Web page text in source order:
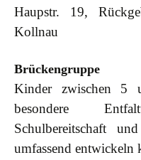
Haupstr. 19,
Kollnau
Brückengruppe
Kinder zwischen 5
besondere
Schulbereitschaft
umfassend entwickeln